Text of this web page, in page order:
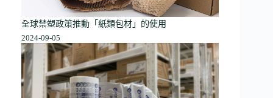
全球禁塑政策推動「紙類包材」的使用
2024-09-05